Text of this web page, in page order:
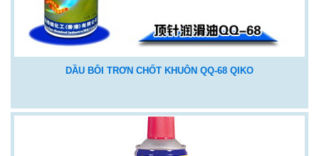
DẦU BÔI TRƠN CHỐT KHUÔN QQ-68 QIKO